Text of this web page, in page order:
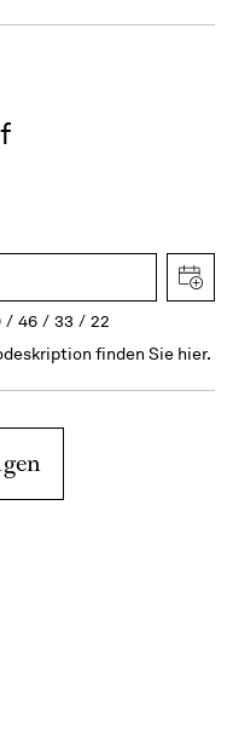
46 33
22
finden Sie hier.